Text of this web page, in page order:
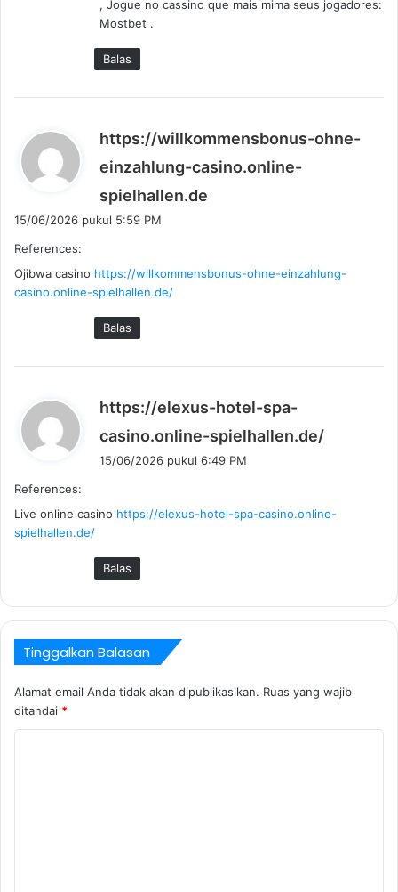
t
, Jogue no cassino que mais mima seus jogadores:
Mostbet .
Balas
https://willkommensbonus-ohne-
einzahlung-casino.online-
spielhallen.de
a
15/06/2026 pukul 5:59 PM
References:
Ojibwa casino https://willkommensbonus-ohne-einzahlung-
casino.online-spielhallen.de/
Balas
https://elexus-hotel-spa-
casino.online-spielhallen.de/
a
15/06/2026 pukul 6:49 PM
References:
Live online casino https://elexus-hotel-spa-casino.online-
spielhallen.de/
Balas
Tinggalkan Balasan
Alamat email Anda tidak akan dipublikasikan. Ruas yang wajib
ditandai *